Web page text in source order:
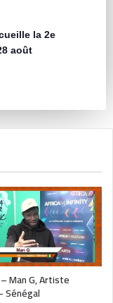
la 2e
août
Man G, Artiste
Sénégal